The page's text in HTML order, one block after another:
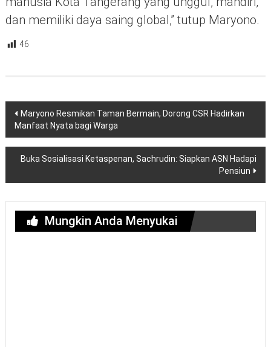
dan memiliki daya saing global,” tutup Maryono.
46
Navigasi
pos
Maryono Resmikan Taman Bermain, Dorong CSR Hadirkan
Manfaat Nyata bagi Warga
Buka Sosialisasi Ketaspenan, Sachrudin: Siapkan ASN Hadapi
Pensiun
Mungkin Anda Menyukai